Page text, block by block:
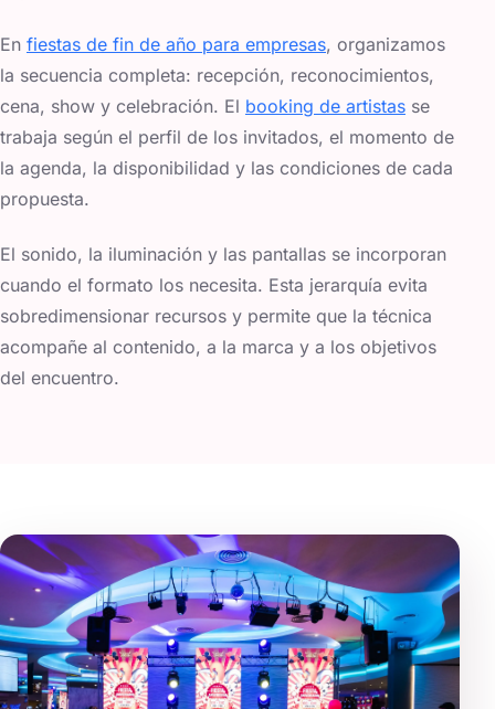
En fiestas de fin de año para empresas, organizamos
la secuencia completa: recepción, reconocimientos,
cena, show y celebración. El booking de artistas se
trabaja según el perfil de los invitados, el momento de
la agenda, la disponibilidad y las condiciones de cada
propuesta.
El sonido, la iluminación y las pantallas se incorporan
cuando el formato los necesita. Esta jerarquía evita
sobredimensionar recursos y permite que la técnica
acompañe al contenido, a la marca y a los objetivos
del encuentro.